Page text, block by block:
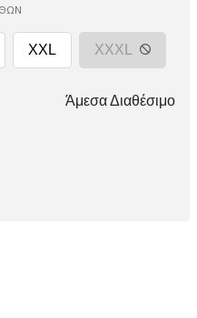
XXL XXXL
Άμεσα Διαθέσιμο